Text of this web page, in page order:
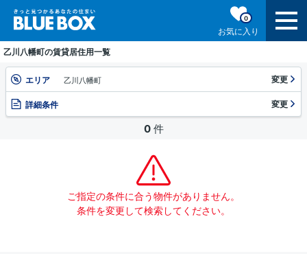
お気に入り
0
乙川八幡町の賃貸居住用一覧
エリア 乙川八幡町 変更
詳細条件 変更
0 件
ご指定の条件に合う物件がありません。
条件を変更して検索してください。